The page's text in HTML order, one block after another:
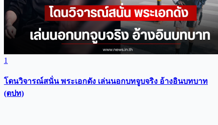
1
โดนวิจารณ์สนั่น พระเอกดัง เล่นนอกบทจูบจริง อ้างอินบทบาท
(ตปท)